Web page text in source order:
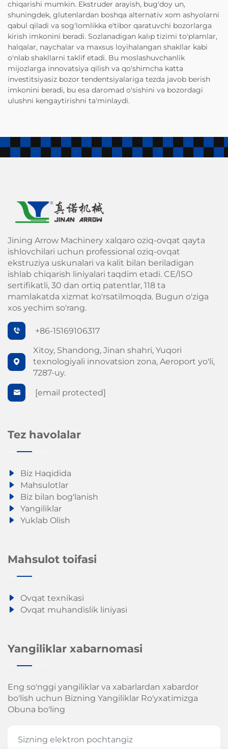
chiqarishi mumkin. Ekstruder arayish, bug'doy un,
shuningdek, glutenlardan boshqa alternativ xom ashyolarni
qabul qiladi va sog'lomlikka e'tibor qaratuvchi bozorlarga
kirish imkonini beradi. Sozlanadigan kalıp tizimi to'plamlar,
halqalar, naychalar va maxsus loyihalangan shakllar kabi
o'nlab shakllarni taklif etadi. Bu moslashuvchanlik
mijozlarga innovatsiya qilish va qo'shimcha katta
investitsiyasiz bozor tendentsiyalariga tezda javob berish
imkonini beradi, bu esa daromad o'sishini va bozordagi
ulushni kengaytirishni ta'minlaydi.
Jining Arrow Machinery xalqaro oziq-ovqat qayta
ishlovchilari uchun professional oziq-ovqat
ekstruziya uskunalari va kalit bilan beriladigan
ishlab chiqarish liniyalari taqdim etadi. CE/ISO
sertifikatli, 30 dan ortiq patentlar, 118 ta
mamlakatda xizmat ko'rsatilmoqda. Bugun o'ziga
xos yechim so'rang.
+86-15169106317
Xitoy, Shandong, Jinan shahri, Yuqori
texnologiyali innovatsion zona, Aeroport yo'li,
7287-uy.
[email protected]
Tez havolalar
Biz Haqidida
Mahsulotlar
Biz bilan bog'lanish
Yangiliklar
Yuklab Olish
Mahsulot toifasi
Ovqat texnikasi
Ovqat muhandislik liniyasi
Yangiliklar xabarnomasi
Eng so'nggi yangiliklar va xabarlardan xabardor
bo'lish uchun Bizning Yangiliklar Ro'yxatimizga
Obuna bo'ling